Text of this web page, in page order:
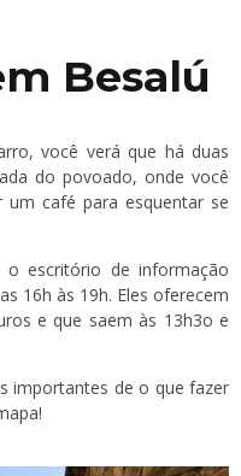
Besalú
você verá que há duas
do povoado, onde você
café para esquentar se
escritório de informação
16h às 19h. Eles oferecem
e que saem às 13h3o e
importantes de o que fazer